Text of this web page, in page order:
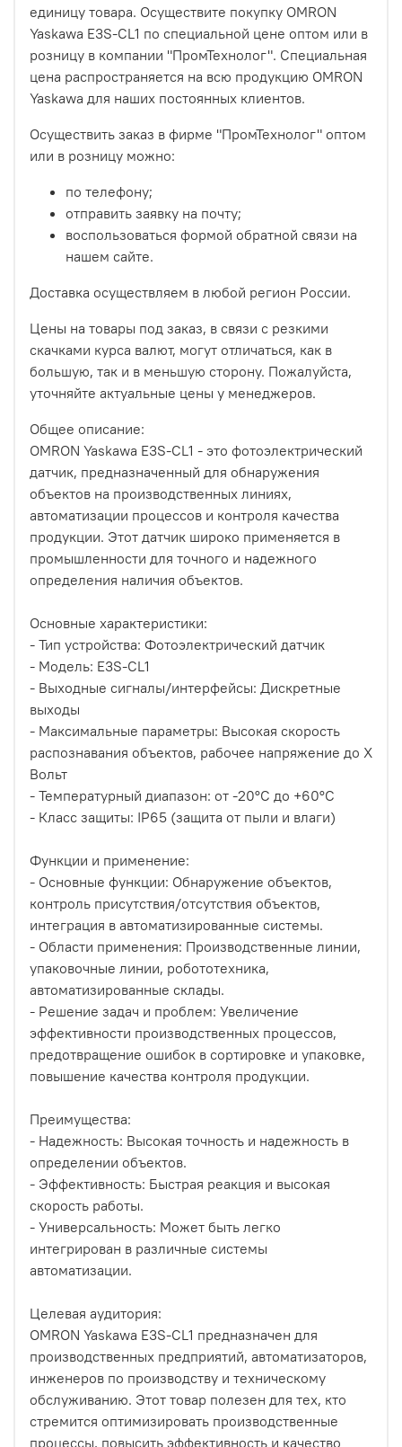
единицу товара. Осуществите покупку OMRON
Yaskawa E3S-CL1 по специальной цене оптом или в
розницу в компании "ПромТехнолог". Специальная
цена распространяется на всю продукцию OMRON
Yaskawa для наших постоянных клиентов.
Осуществить заказ в фирме "ПромТехнолог" оптом
или в розницу можно:
по телефону;
отправить заявку на почту;
воспользоваться формой обратной связи на
нашем сайте.
Доставка осуществляем в любой регион России.
Цены на товары под заказ, в связи с резкими
скачками курса валют, могут отличаться, как в
большую, так и в меньшую сторону. Пожалуйста,
уточняйте актуальные цены у менеджеров.
Общее описание:
OMRON Yaskawa E3S-CL1 - это фотоэлектрический
датчик, предназначенный для обнаружения
объектов на производственных линиях,
автоматизации процессов и контроля качества
продукции. Этот датчик широко применяется в
промышленности для точного и надежного
определения наличия объектов.
Основные характеристики:
- Тип устройства: Фотоэлектрический датчик
- Модель: E3S-CL1
- Выходные сигналы/интерфейсы: Дискретные
выходы
- Максимальные параметры: Высокая скорость
распознавания объектов, рабочее напряжение до X
Вольт
- Температурный диапазон: от -20°C до +60°C
- Класс защиты: IP65 (защита от пыли и влаги)
Функции и применение:
- Основные функции: Обнаружение объектов,
контроль присутствия/отсутствия объектов,
интеграция в автоматизированные системы.
- Области применения: Производственные линии,
упаковочные линии, робототехника,
автоматизированные склады.
- Решение задач и проблем: Увеличение
эффективности производственных процессов,
предотвращение ошибок в сортировке и упаковке,
повышение качества контроля продукции.
Преимущества:
- Надежность: Высокая точность и надежность в
определении объектов.
- Эффективность: Быстрая реакция и высокая
скорость работы.
- Универсальность: Может быть легко
интегрирован в различные системы
автоматизации.
Целевая аудитория:
OMRON Yaskawa E3S-CL1 предназначен для
производственных предприятий, автоматизаторов,
инженеров по производству и техническому
обслуживанию. Этот товар полезен для тех, кто
стремится оптимизировать производственные
процессы, повысить эффективность и качество